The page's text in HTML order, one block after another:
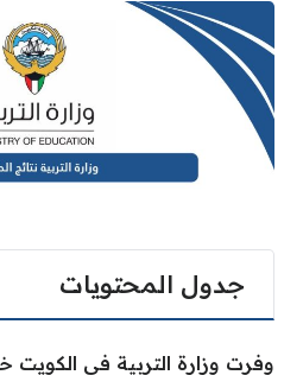
جدول المحتويات
وفرت وزارة التربية في الكويت